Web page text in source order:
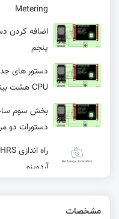
Metering
پنجم
CPU هشت بیتی
دستورات دو
آردوینو
مشخصات